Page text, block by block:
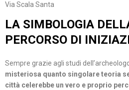
Via Scala Santa
LA SIMBOLOGIA
PERCORSO DI
Sempre grazie agli studi
misteriosa quanto singolare teoria
città celerebbe un vero e proprio